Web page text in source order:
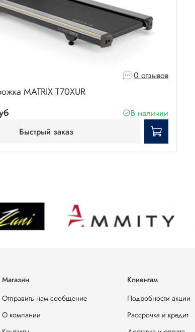
0 отзывов
MATRIX T70XUR
В наличии
Быстрый заказ
Магазин
Отправить нам сообщение
О компании
Клиентам
Подробности акции
Рассрочка и кредит